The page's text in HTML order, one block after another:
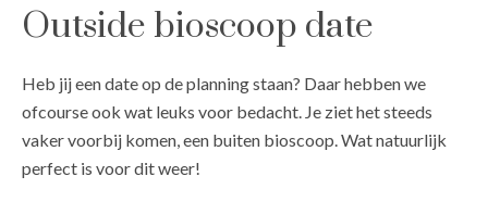
Outside bioscoop date
Heb jij een date op de planning staan? Daar hebben we
ofcourse ook wat leuks voor bedacht. Je ziet het steeds
vaker voorbij komen, een buiten bioscoop. Wat natuurlijk
perfect is voor dit weer!